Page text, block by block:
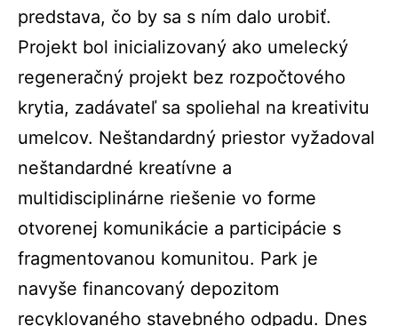
predstava, čo by sa s ním dalo urobiť.
Projekt bol inicializovaný ako umelecký
regeneračný projekt bez rozpočtového
krytia, zadávateľ sa spoliehal na kreativitu
umelcov. Neštandardný priestor vyžadoval
neštandardné kreatívne a
multidisciplinárne riešenie vo forme
otvorenej komunikácie a participácie s
fragmentovanou komunitou. Park je
navyše financovaný depozitom
recyklovaného stavebného odpadu. Dnes